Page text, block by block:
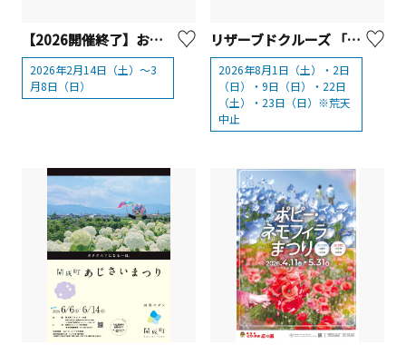
【2026開催終了】おおいゆめの里 「大井里山花まつり」
2026年2月14日（土）～3
月8日（日）
リザーブドクルーズ 「浴衣deクルーズ 赤レンガcafeルーズ」
2026年8月1日（土）・2日
（日）・9日（日）・22日
（土）・23日（日）※荒天
中止